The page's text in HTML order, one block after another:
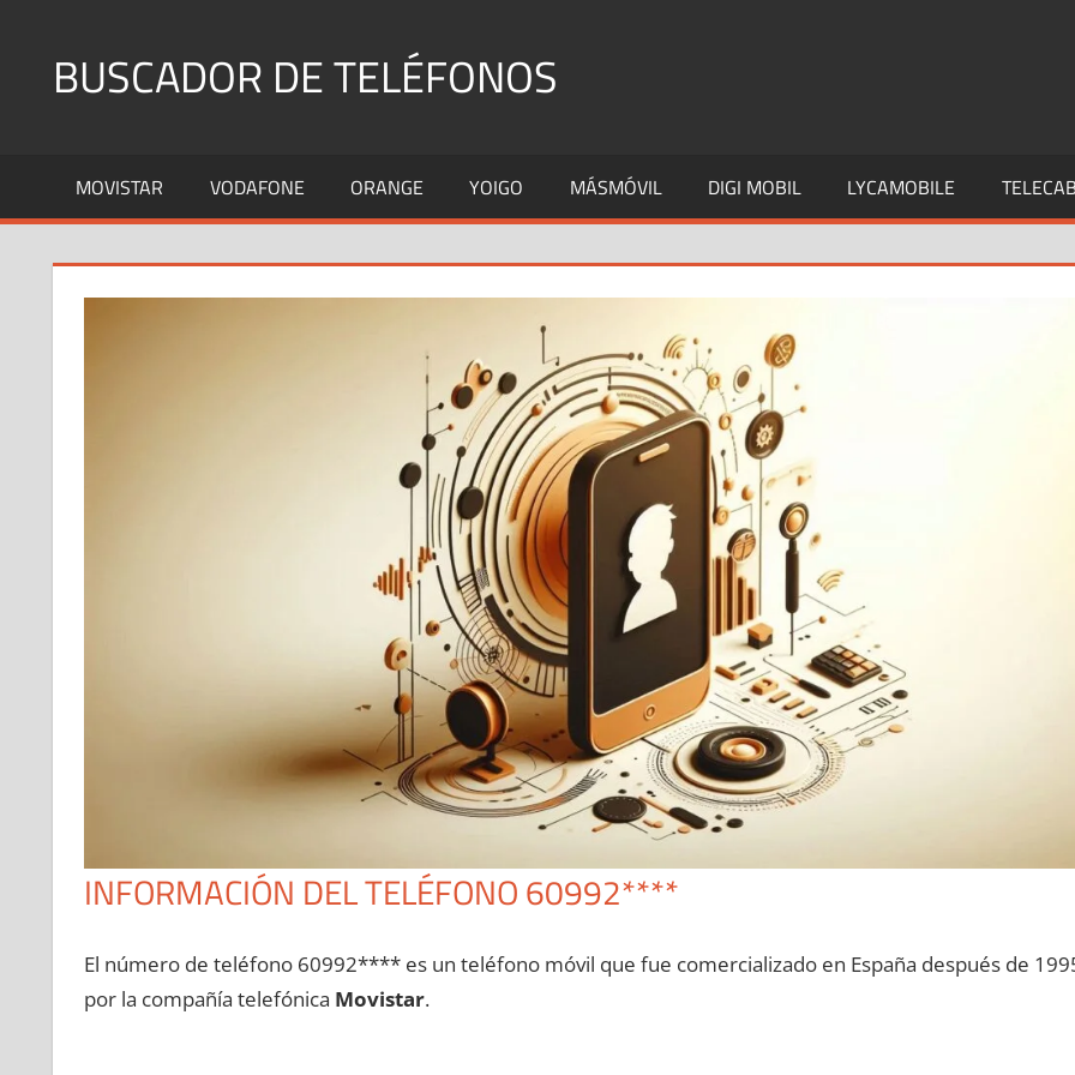
contenidoBUSCADOR DE TELÉFONOS
Fijos
y
MOVISTAR VODAFONE ORANGE YOIGO MÁSMÓVIL DIGI MOBIL LYCAMOBILE
INFORMACIÓN DEL TELÉFONO 60992****
El número dе teléfono 60992**** es un teléfono móvil quе fue comercializado en España después dе
pοr la compañía telefónica Movistar.